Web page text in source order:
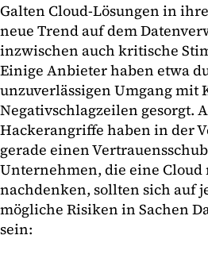
Galten Cloud-Lösungen in
neue Trend auf dem
inzwischen auch kritische
Einige Anbieter haben etwa
unzuverlässigen Umgang mit
Negativschlagzeilen gesorgt.
Hackerangriffe haben in der
gerade einen
Unternehmen, die eine
nachdenken, sollten sich auf
mögliche Risiken in Sachen
sein: